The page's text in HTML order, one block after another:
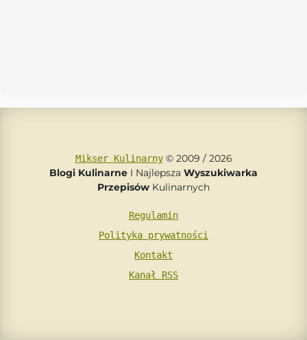
Mikser Kulinarny© 2009 / 2026
Blogi Kulinarne I Najlepsza Wyszukiwarka
Przepisów Kulinarnych
Regulamin
Polityka prywatności
Kontakt
Kanał RSS